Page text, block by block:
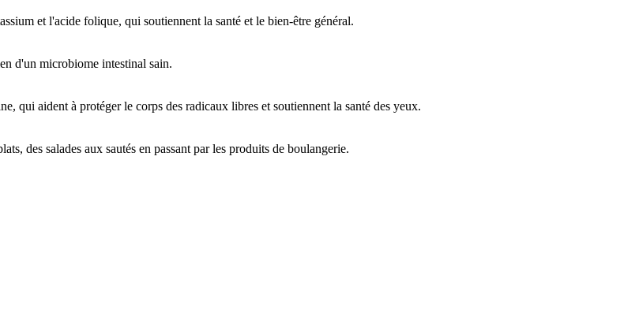
et l'acide folique, qui soutiennent la santé et le bien-être général.
d'un microbiome intestinal sain.
qui aident à protéger le corps des radicaux libres et soutiennent la santé des yeux.
des salades aux sautés en passant par les produits de boulangerie.